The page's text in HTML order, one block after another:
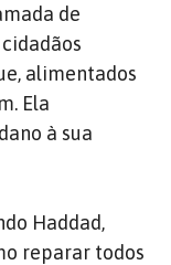
de
alimentados
Ela
à sua
Haddad,
reparar todos